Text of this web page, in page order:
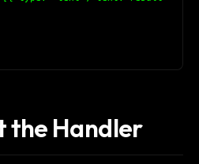
the Handler